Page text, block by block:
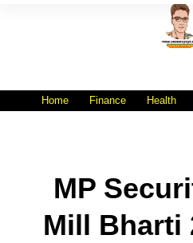
Home Finance Health
MP
Mill Bharti